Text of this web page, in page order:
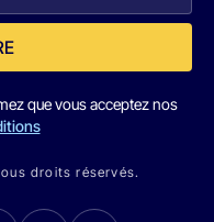
que vous acceptez nos
droits réservés.